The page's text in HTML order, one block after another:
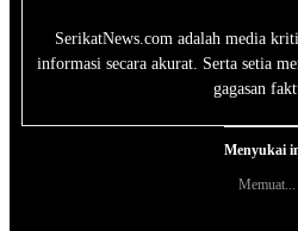
SerikatNews.com adalah media
informasi secara akurat. Serta setia
gagasan
Menyukai
Memuat...